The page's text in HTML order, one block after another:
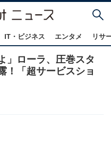
IT・ビジネス エンタメ リサ
」ローラ、圧巻スタ
！「超サービスショ